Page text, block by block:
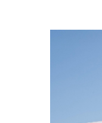
Borsello